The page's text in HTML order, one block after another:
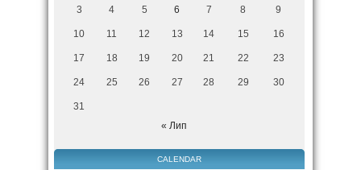
3 4 5 6 7 8 9
10 11 12 13 14 15 16
17 18 19 20 21 22 23
24 25 26 27 28 29 30
31
« Лип
CALENDAR